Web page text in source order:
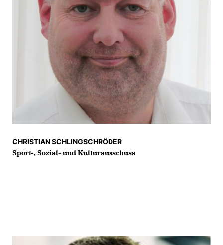
CHRISTIAN SCHLINGSCHRÖDER
Sport-, Sozial- und Kulturausschuss